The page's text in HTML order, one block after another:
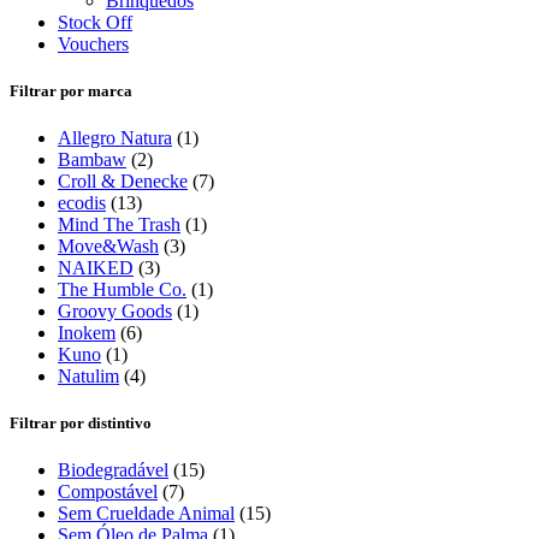
Stock Off
Vouchers
Filtrar por marca
Allegro Natura (1)
Bambaw (2)
Croll & Denecke (7)
ecodis (13)
Mind The Trash (1)
Move&Wash (3)
NAIKED (3)
The Humble Co. (1)
Groovy Goods (1)
Inokem (6)
Kuno (1)
Natulim (4)
Filtrar por distintivo
Biodegradável (15)
Compostável (7)
Sem Crueldade Animal (15)